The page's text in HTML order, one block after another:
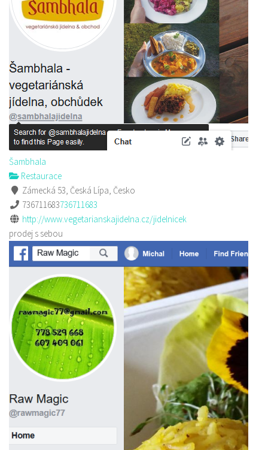
Šambhala
Restaurace
Zámecká 53, Česká Lípa, Česko
736711683736711683
http://www.vegetarianskajidelna.cz/jidelnicek
prodej s sebou